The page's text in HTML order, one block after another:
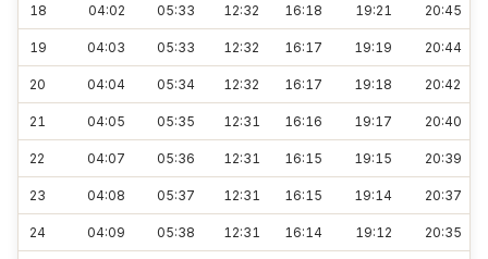
18 04:02 05:33 12:32 16:18 19:21 20:45
19 04:03 05:33 12:32 16:17 19:19 20:44
20 04:04 05:34 12:32 16:17 19:18 20:42
21 04:05 05:35 12:31 16:16 19:17 20:40
22 04:07 05:36 12:31 16:15 19:15 20:39
23 04:08 05:37 12:31 16:15 19:14 20:37
24 04:09 05:38 12:31 16:14 19:12 20:35